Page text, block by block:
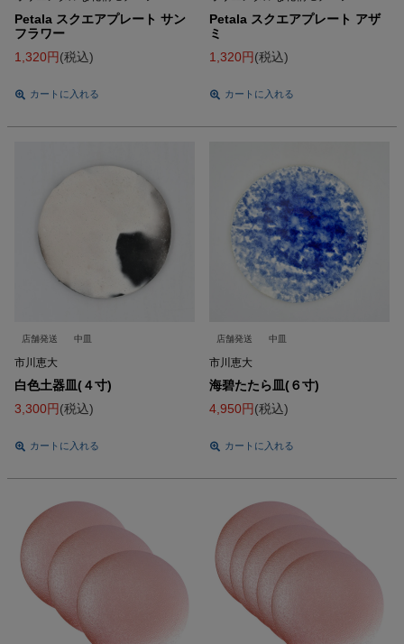
Petala スクエアプレート サン
フラワー
1,320
税込
カートに入れる
Petala スクエアプレート アザ
ミ
1,320
税込
カートに入れる
店舗発送 中皿
市川恵大
白色土器皿(４寸)
3,300
税込
カートに入れる
店舗発送 中皿
市川恵大
海碧たたら皿(６寸)
4,950
税込
カートに入れる